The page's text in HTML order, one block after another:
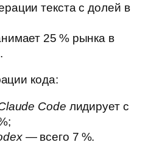
текста с долей в
25 % рынка в
кода:
Code лидирует с
— всего 7 %.